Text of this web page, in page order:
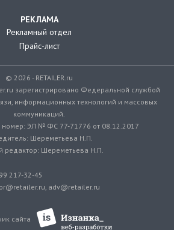
РЕКЛАМА
Рекламный отдел
Прайс-лист
© 2026 - RETAILER.ru
зарегистрировано Федеральной службой
информационных технологий и массовых
коммуникаций.
номер: ЭЛ № ФС 77-71776 от 08.12.2017
Шереметьева Н.П.
редактор: Шереметьева Н.П.
217-32-45
adv@retailer.ru
сайта